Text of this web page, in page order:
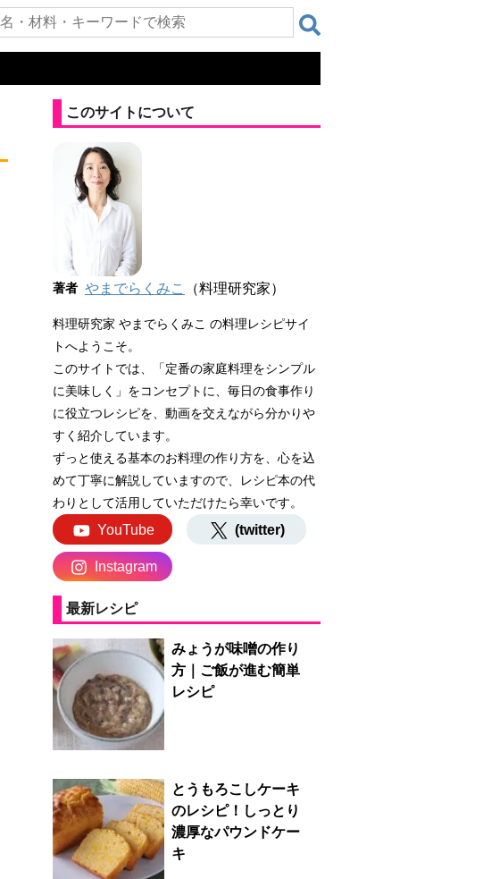
このサイトについて
著者 やまでらくみこ （料理研究家）
料理研究家 やまでらくみこ の料理レシピサイ
トへようこそ。
このサイトでは、「定番の家庭料理をシンプル
に美味しく」をコンセプトに、毎日の食事作り
に役立つレシピを、動画を交えながら分かりや
すく紹介しています。
ずっと使える基本のお料理の作り方を、心を込
めて丁寧に解説していますので、レシピ本の代
わりとして活用していただけたら幸いです。
YouTube (twitter)
Instagram
最新レシピ
みょうが味噌の作り
方｜ご飯が進む簡単
レシピ
とうもろこしケーキ
のレシピ！しっとり
濃厚なパウンドケー
キ